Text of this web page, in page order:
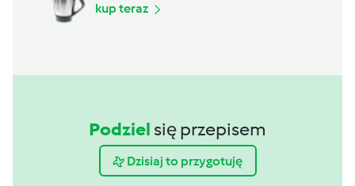
kup teraz
Podziel się przepisem
Dzisiaj to przygotuję